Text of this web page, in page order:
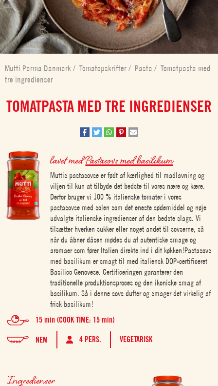
Mutti Parma Danmark / Tomatopskrifter / Pasta / Tomatpasta med
tre ingredienser
TOMATPASTA MED TRE INGREDIENSER
lavet medPastasovs med basilikum
Muttis pastasovse er født af kærlighed til madlavning og
viljen til kun at tilbyde det bedste til vores nære og kære.
Derfor bruger vi 100 % italienske tomater i vores
pastasovse med solen som det eneste sødemiddel og nøje
udvalgte italienske ingredienser af den bedste slags. Vi
tilsætter hverken sukker eller noget andet til sovserne, så
når du åbner dåsen mødes du af autentiske smage og
aromaer som fører Italien direkte ind i dit køkken!Pastasovs
med basilikum er smagt til med italiensk DOP-certificeret
Basilico Genovese. Certificeringen garanterer den
traditionelle produktionsproces og den ikoniske smag af
basilikum. Så i denne sovs dufter og smager det virkelig af
frisk basilikum!
15 min (COOK TIME: 15 min)
NEM 4 PERS. VEGETARISK
Ingredienser